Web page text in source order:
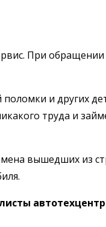
При обращении
и других
труда и
вышедших из